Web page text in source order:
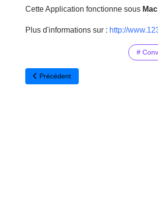
Cette Application fonctionne sous
Plus d'informations sur : http://
#
Article précédent : Numérique à l’école
Précédent